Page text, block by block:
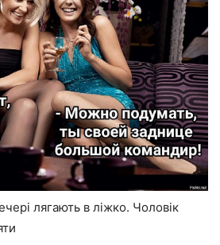
лягають в ліжко. Чоловік